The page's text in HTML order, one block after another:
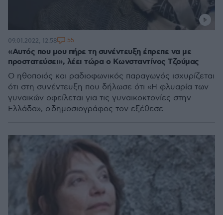
«Αυτός που μου πήρε τη συνέντευξη έπρεπε να με
προστατεύσει», λέει τώρα ο Κωνσταντίνος Τζούμας
Ο ηθοποιός και ραδιοφωνικός παραγωγός ισχυρίζεται
ότι στη συνέντευξη που δήλωσε ότι «Η φλυαρία των
γυναικών οφείλεται για τις γυναικοκτονίες στην
Ελλάδα», ο δημοσιογράφος τον εξέθεσε
09.01.2022, 12:58 55